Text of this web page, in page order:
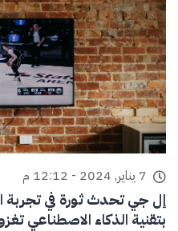
7 يناير, 2024 - 12:12 م
إل جي تحدث ثورة في تجربة
بتقنية الذكاء الاصطناعي